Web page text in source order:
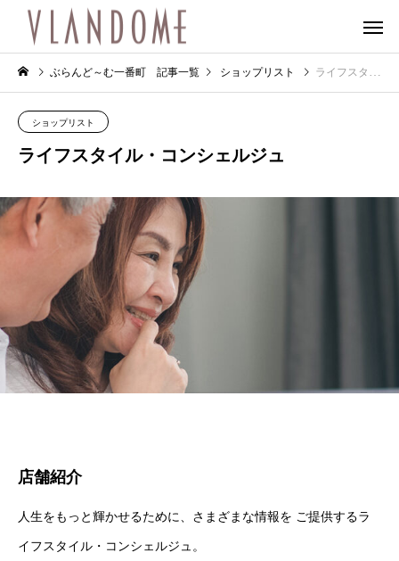
ぶらんど～む一番町 記事一覧 ショップリスト ライフスタイル・コンシェルジュ
ショップリスト
ライフスタイル・コンシェルジュ
店舗紹介
人生をもっと輝かせるために、さまざまな情報を ご提供するラ
イフスタイル・コンシェルジュ。